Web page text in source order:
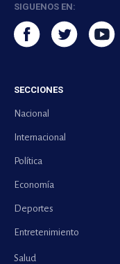
SIGUENOS EN:
SECCIONES
Nacional
Internacional
Política
Economía
Deportes
Entretenimiento
Salud